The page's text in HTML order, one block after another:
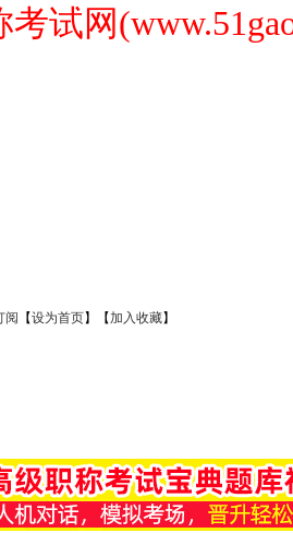
考试网
阅 【设为首页】【加入收藏】